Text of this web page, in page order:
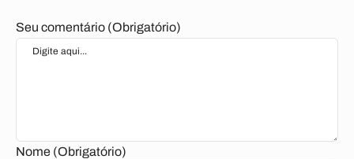
Seu comentário (Obrigatório)
Nome (Obrigatório)